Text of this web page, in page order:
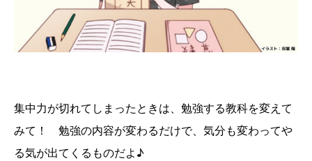
集中力が切れてしまったときは、勉強する教科を変えて
みて！ 勉強の内容が変わるだけで、気分も変わってや
る気が出てくるものだよ♪